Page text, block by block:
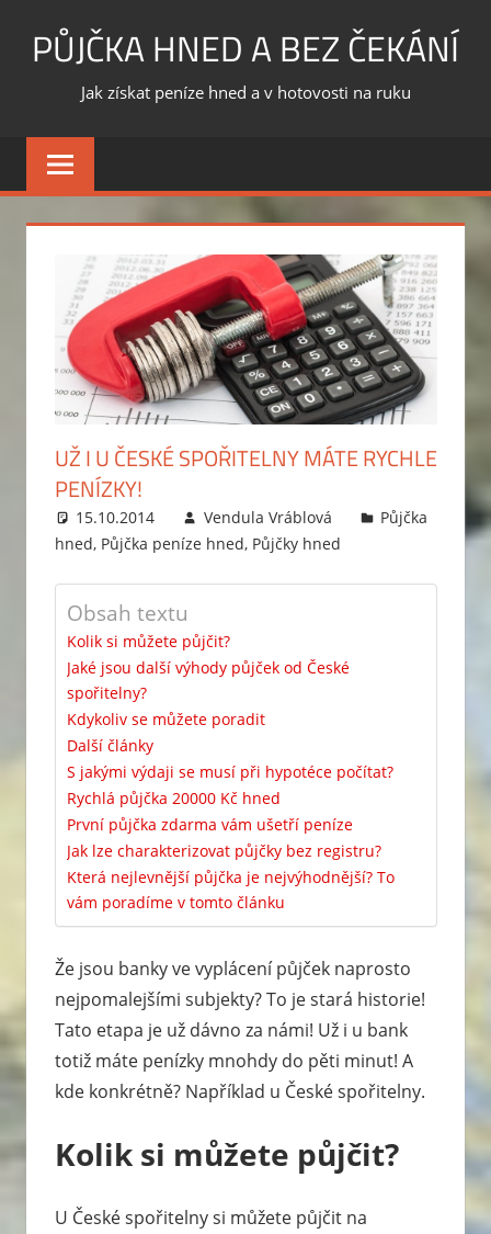
PŮJČKA HNED A BEZ ČEKÁNÍ
Jak získat peníze hned a v hotovosti na ruku
UŽ I U ČESKÉ SPOŘITELNY MÁTE RYCHLE
PENÍZKY!
15.10.2014 Vendula Vráblová
Půjčka
hned, Půjčka peníze hned, Půjčky hned
Obsah textu
Kolik si můžete půjčit?
Jaké jsou další výhody půjček od České
spořitelny?
Kdykoliv se můžete poradit
Další články
S jakými výdaji se musí při hypotéce počítat?
Rychlá půjčka 20000 Kč hned
První půjčka zdarma vám ušetří peníze
Jak lze charakterizovat půjčky bez registru?
Která nejlevnější půjčka je nejvýhodnější? To
vám poradíme v tomto článku
Že jsou banky ve vyplácení půjček naprosto
nejpomalejšími subjekty? To je stará historie!
Tato etapa je už dávno za námi! Už i u bank
totiž máte penízky mnohdy do pěti minut! A
kde konkrétně? Například u České spořitelny.
Kolik si můžete půjčit?
U České spořitelny si můžete půjčit na